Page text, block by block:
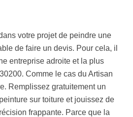
votre projet de peindre une
de faire un devis. Pour cela, il
entreprise adroite et la plus
Comme le cas du Artisan
Remplissez gratuitement un
sur toiture et jouissez de
frappante. Parce que la